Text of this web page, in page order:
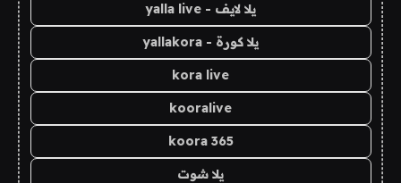
يلا لايف - yalla live
يلا كورة - yallakora
kora live
kooralive
koora 365
يلا شوت